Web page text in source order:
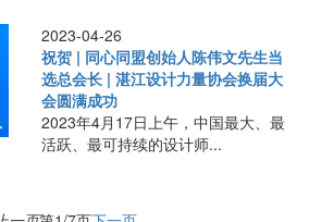
2023-04-26
祝贺 | 同心同盟创始人陈伟文先生当
选总会长 | 湛江设计力量协会换届大
会圆满成功
2023年4月17日上午，中国最大、最
活跃、最可持续的设计师...